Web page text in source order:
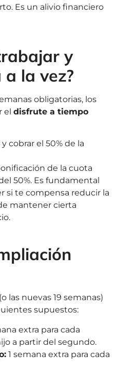
Es un alivio financiero
y
la vez?
obligatorias, los
el disfrute a tiempo
cobrar el 50% de la
de la cuota
50%. Es fundamental
si te compensa reducir la
mantener cierta
las nuevas 19 semanas)
supuestos:
extra para cada
a partir del segundo.
1 semana extra para cada